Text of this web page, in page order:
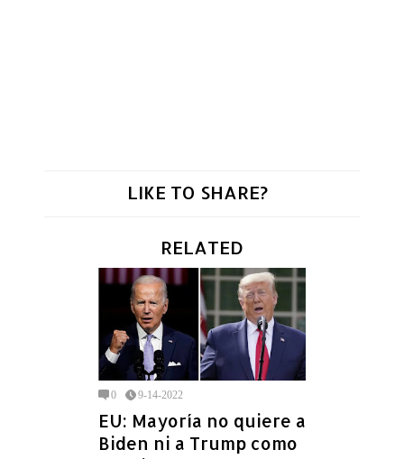
LIKE TO SHARE?
RELATED
0 9-14-2022
EU: Mayoría no quiere a
Biden ni a Trump como